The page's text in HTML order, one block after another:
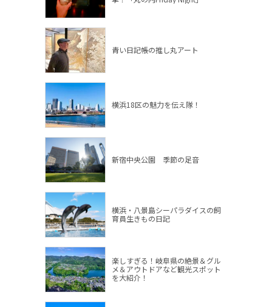
青い日記帳の推し丸アート
横浜18区の魅力を伝え隊！
新宿中央公園 季節の足音
横浜・八景島シーパラダイスの飼
育員生きもの日記
楽しすぎる！岐阜県の絶景＆グル
メ＆アウトドアなど観光スポット
を大紹介！